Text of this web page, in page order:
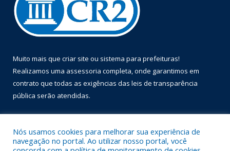
Muito mais que criar site ou sistema para prefeituras!
Realizamos uma assessoria completa, onde garantimos em
contrato que todas as exigências das leis de transparência
pública serão atendidas.
Nós usamos cookies para melhorar sua experiência de
navegação no portal. Ao utilizar nosso portal, você